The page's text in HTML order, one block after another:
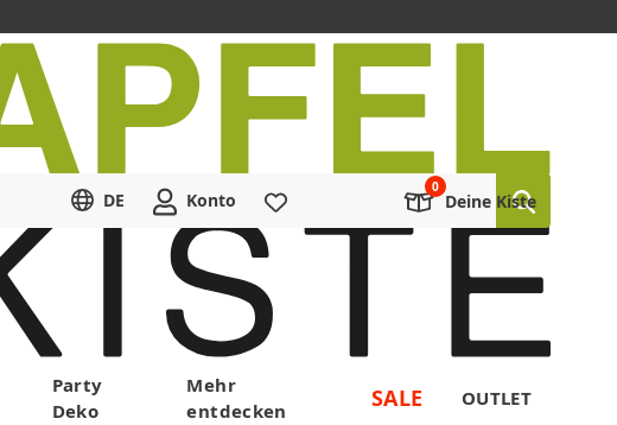
DE Konto Deine Kiste
Party
Deko
Mehr
entdecken
SALE OUTLET